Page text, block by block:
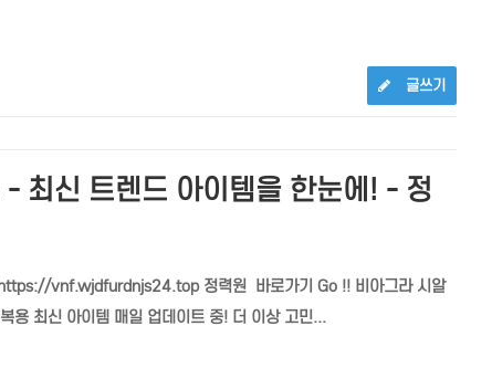
글쓰기
최신 트렌드 아이템을 한눈에! - 정
https://vnf.wjdfurdnjs24.top 정력원 바로가기 Go !! 비아그라 시알
용 최신 아이템 매일 업데이트 중! 더 이상 고민...